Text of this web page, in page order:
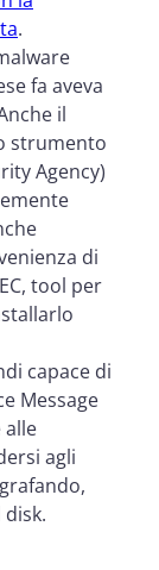
.
fa aveva
il
strumento
Agency)
di
tool per
capace di
Message
alle
agli